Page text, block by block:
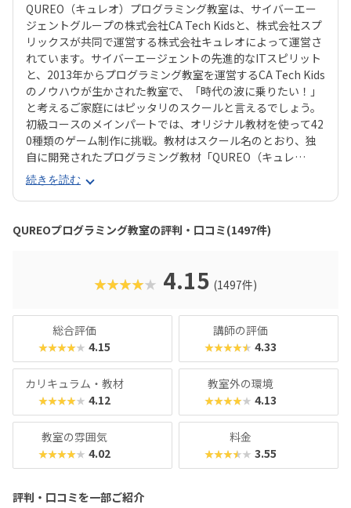
QUREO（キュレオ）プログラミング教室は、サイバーエー
ジェントグループの株式会社CA Tech Kidsと、株式会社スプ
リックスが共同で運営する株式会社キュレオによって運営さ
れています。サイバーエージェントの先進的なITスピリット
と、2013年からプログラミング教室を運営するCA Tech Kids
のノウハウが生かされた教室で、「時代の波に乗りたい！」
と考えるご家庭にはピッタリのスクールと言えるでしょう。
初級コースのメインパートでは、オリジナル教材を使って42
0種類のゲーム制作に挑戦。教材はスクール名のとおり、独
自に開発されたプログラミング教材「QUREO（キュレ
オ）」です。スマホゲームのような感覚でサクサク進められ
るのに、本格的な内容が学べるのが魅力。子どもにとっても
「やらされている感」がないので、楽しくゲームをクリアし
ていくようなペースでどんどん学習を進めていけます。教材
のデザイン性も高く、実際にスマホゲーム開発で使用されて
クに慣れている今の子どもでも、「安っぽい」「子どもっぽ
い」と思わず勉強に取り組めるでしょう。学習結果は通信簿
続きを読む
QUREOプログラミング教室の評判・口コミ(1497件)
★★★★★ 4.15 (1497件)
総合評価
★★★★★ 4.15
講師の評価
★★★★★ 4.33
カリキュラム・教材
★★★★★ 4.12
教室外の環境
★★★★★ 4.13
教室の雰囲気
★★★★★ 4.02
料金
★★★★★ 3.55
評判・口コミを一部ご紹介